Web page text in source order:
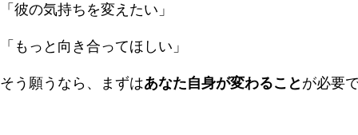
「彼の気持ちを変えたい」
「もっと向き合ってほしい」
そう願うなら、まずはあなた自身が変わること が必要